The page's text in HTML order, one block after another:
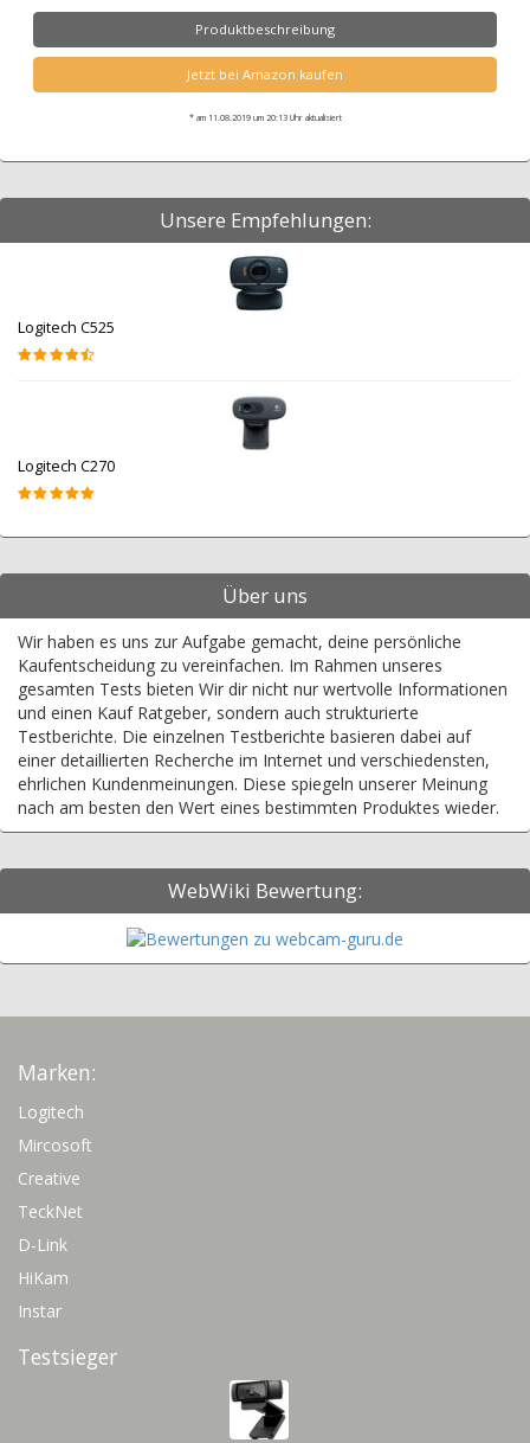
Produktbeschreibung
Jetzt bei Amazon kaufen
* am 11.08.2019 um 20:13 Uhr aktualisiert
Unsere Empfehlungen:
Logitech C525
Logitech C270
Über uns
Wir haben es uns zur Aufgabe gemacht, deine persönliche
Kaufentscheidung zu vereinfachen. Im Rahmen unseres
gesamten Tests bieten Wir dir nicht nur wertvolle Informationen
und einen Kauf Ratgeber, sondern auch strukturierte
Testberichte. Die einzelnen Testberichte basieren dabei auf
einer detaillierten Recherche im Internet und verschiedensten,
ehrlichen Kundenmeinungen. Diese spiegeln unserer Meinung
nach am besten den Wert eines bestimmten Produktes wieder.
WebWiki Bewertung:
Marken:
Logitech
Mircosoft
Creative
TeckNet
D-Link
HiKam
Instar
Testsieger